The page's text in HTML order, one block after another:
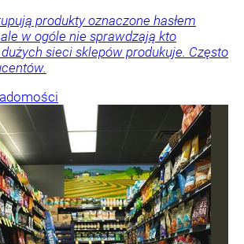
produkty oznaczone hasłem
ale w ogóle nie sprawdzają kto
sieci sklepów produkuje. Często